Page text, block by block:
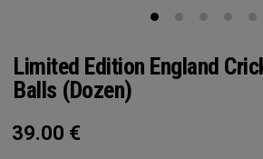
Limited Edition England
Balls (Dozen)
39.00 €